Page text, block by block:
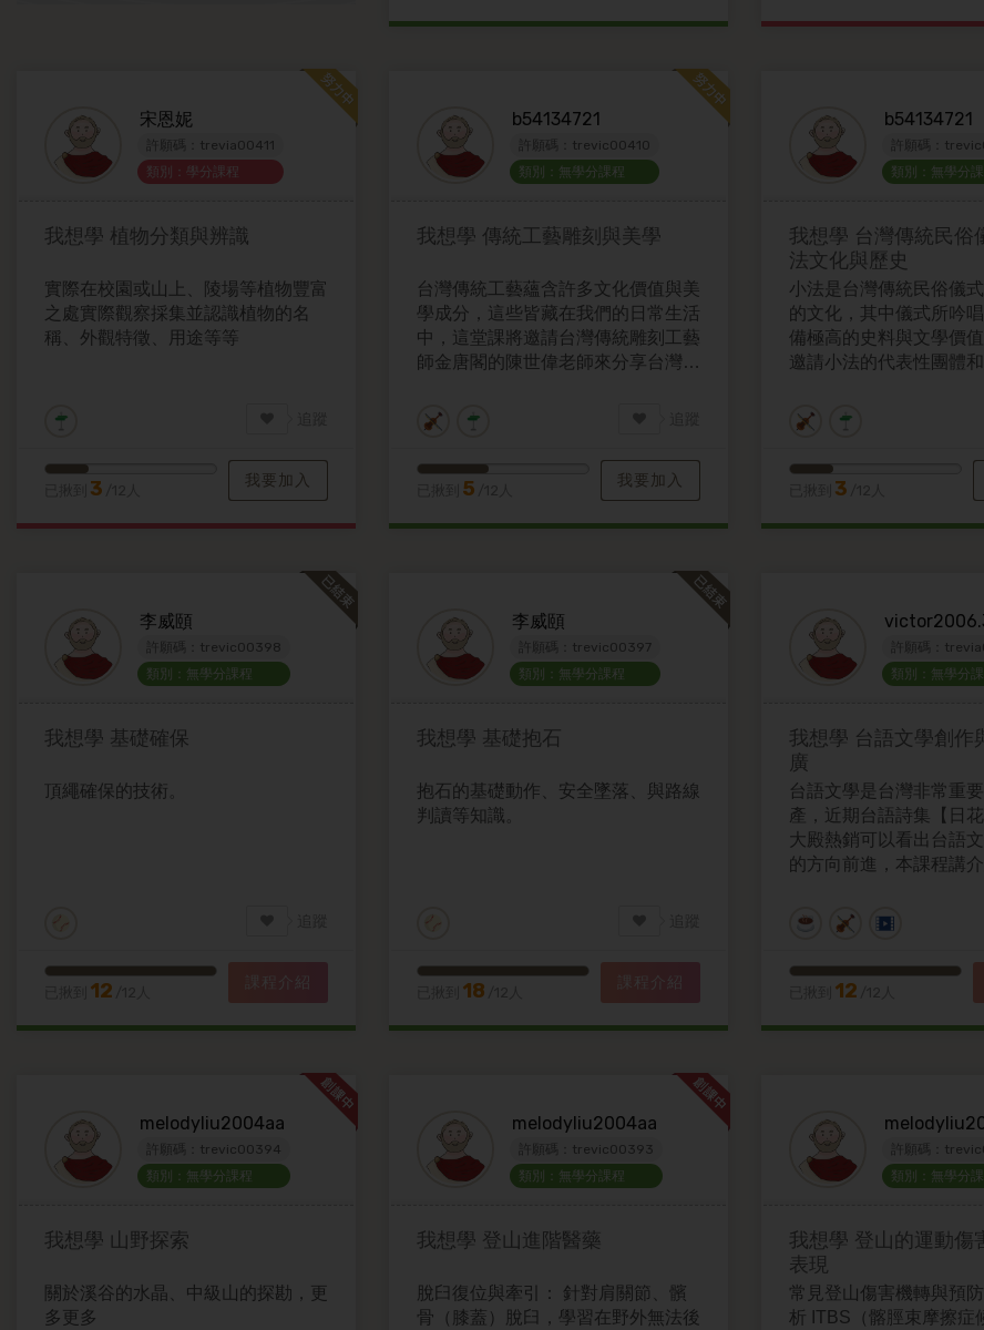
宋恩妮
許願碼：trevia00411
類別：學分課程
我想學 植物分類與辨識
實際在校園或山上、陵場等植物豐富
之處實際觀察採集並認識植物的名
稱、外觀特徵、用途等等
我要加入
3
b54134721
許願碼：trevic00410
類別：無學分課程
我想學 傳統工藝雕刻與美學
台灣傳統工藝蘊含許多文化價值與美
學成分，這些皆藏在我們的日常生活
中，這堂課將邀請台灣傳統雕刻工藝
師金唐閣的陳世偉老師來分享台灣傳
地出發認識美學。
我要加入
5
b54134721
許願碼：
類別：無學分
我想學 台灣傳統民俗
法文化與歷史
小法是台灣傳統民俗儀
的文化，其中儀式所吟
備極高的史料與文學價
邀請小法的代表性團體
傳統民俗文化與台語的口
3
李威頤
許願碼：trevic00398
類別：無學分課程
我想學 基礎確保
頂繩確保的技術。
課程介紹
12
李威頤
許願碼：trevic00397
類別：無學分課程
我想學 基礎抱石
抱石的基礎動作、安全墜落、與路線
判讀等知識。
課程介紹
18
許願碼：
類別：無學分
我想學 台語文學創作
廣
台語文學是台灣非常重
產，近期台語詩集【日
大殿熱銷可以看出台語
的方向前進，本課程講
12
melodyliu2004aa
許願碼：trevic00394
類別：無學分課程
我想學 山野探索
關於溪谷的水晶、中級山的探勘，更
多更多
melodyliu2004aa
許願碼：trevic00393
類別：無學分課程
我想學 登山進階醫藥
脫臼復位與牽引： 針對肩關節、髕
骨（膝蓋）脫臼，學習在野外無法後
許願碼：
類別：無學分
我想學 登山的運動傷
表現
常見登山傷害機轉與預
析 ITBS（髂脛束摩擦症